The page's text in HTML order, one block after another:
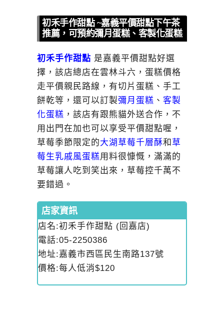
初禾手作甜點 ~嘉義平價甜點下午茶
推薦，可預約彌月蛋糕、客製化蛋糕
初禾手作甜點 是嘉義平價甜點好選
擇，該店總店在雲林斗六，蛋糕價格
走平價親民路線，有切片蛋糕、手工
餅乾等，還可以訂製彌月蛋糕 、 客製
化蛋糕 ，該店有跟熊貓外送合作，不
用出門在加也可以享受平價甜點喔，
草莓季節限定的大湖草莓千層酥和 草
莓生乳戚風蛋糕用料很慷慨，滿滿的
草莓讓人吃到笑出來，草莓控千萬不
要錯過。
店家資訊
店名:初禾手作甜點 (回嘉店)
電話:05-2250386
地址:嘉義市西區民生南路137號
價格:每人低消$120